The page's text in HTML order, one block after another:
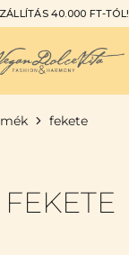
40.000 FT-TÓL!
fekete
FEKETE